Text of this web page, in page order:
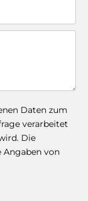
Daten zum
verarbeitet
Die
Angaben von